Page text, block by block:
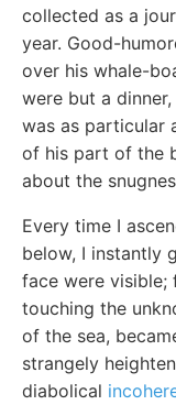
collected as a
year. Good-
over his whale-
were but a
was as particular
of his part of the
about the
Every time I
below, I instantly
face were visible;
touching the
of the sea,
strangely
diabolical